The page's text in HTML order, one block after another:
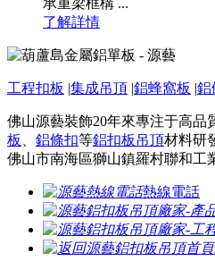
了解詳情
工程扣板 |集成吊頂 |鋁蜂窩板 |鋁
佛山源藝裝飾20年來專注于高品
板
鋁條扣等鋁扣板吊頂材料研
佛山市南海區獅山鎮羅村聯和工
熱線電話